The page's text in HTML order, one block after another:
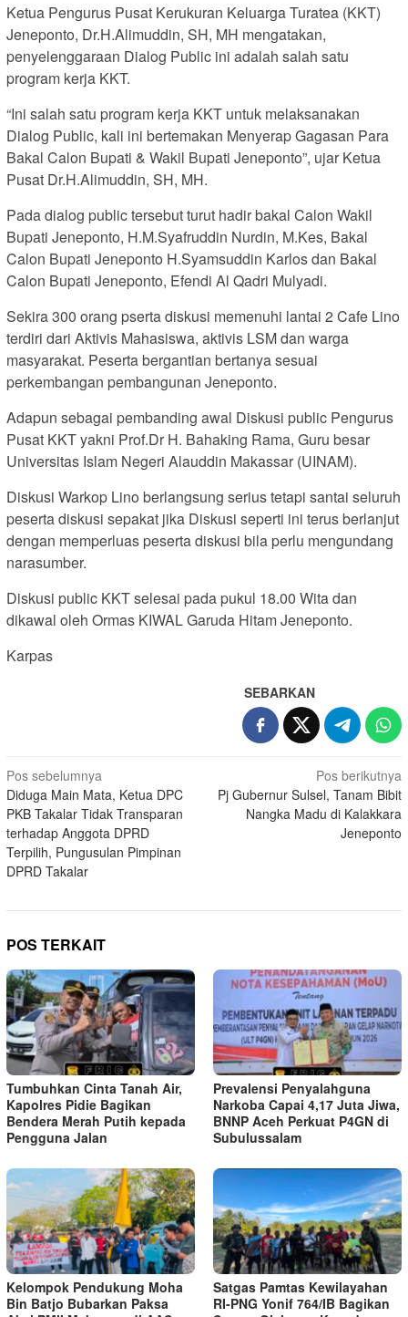
Ketua Pengurus Pusat Kerukuran Keluarga Turatea (KKT)
Jeneponto, Dr.H.Alimuddin, SH, MH mengatakan,
penyelenggaraan Dialog Public ini adalah salah satu
program kerja KKT.
“Ini salah satu program kerja KKT untuk melaksanakan
Dialog Public, kali ini bertemakan Menyerap Gagasan Para
Bakal Calon Bupati & Wakil Bupati Jeneponto”, ujar Ketua
Pusat Dr.H.Alimuddin, SH, MH.
Pada dialog public tersebut turut hadir bakal Calon Wakil
Bupati Jeneponto, H.M.Syafruddin Nurdin, M.Kes, Bakal
Calon Bupati Jeneponto H.Syamsuddin Karlos dan Bakal
Calon Bupati Jeneponto, Efendi Al Qadri Mulyadi.
Sekira 300 orang pserta diskusi memenuhi lantai 2 Cafe Lino
terdiri dari Aktivis Mahasiswa, aktivis LSM dan warga
masyarakat. Peserta bergantian bertanya sesuai
perkembangan pembangunan Jeneponto.
Adapun sebagai pembanding awal Diskusi public Pengurus
Pusat KKT yakni Prof.Dr H. Bahaking Rama, Guru besar
Universitas Islam Negeri Alauddin Makassar (UINAM).
Diskusi Warkop Lino berlangsung serius tetapi santai seluruh
peserta diskusi sepakat jika Diskusi seperti ini terus berlanjut
dengan memperluas peserta diskusi bila perlu mengundang
narasumber.
Diskusi public KKT selesai pada pukul 18.00 Wita dan
dikawal oleh Ormas KIWAL Garuda Hitam Jeneponto.
Karpas
SEBARKAN
Navigasi
pos
Pos sebelumnya
Diduga Main Mata, Ketua DPC
PKB Takalar Tidak Transparan
terhadap Anggota DPRD
Terpilih, Pungusulan Pimpinan
DPRD Takalar
Pos berikutnya
Pj Gubernur Sulsel, Tanam Bibit
Nangka Madu di Kalakkara
Jeneponto
POS TERKAIT
Tumbuhkan Cinta Tanah Air,
Kapolres Pidie Bagikan
Bendera Merah Putih kepada
Pengguna Jalan ‎
Prevalensi Penyalahguna
Narkoba Capai 4,17 Juta Jiwa,
BNNP Aceh Perkuat P4GN di
Subulussalam
Kelompok Pendukung Moha
Bin Batjo Bubarkan Paksa
Satgas Pamtas Kewilayahan
RI-PNG Yonif 764/IB Bagikan